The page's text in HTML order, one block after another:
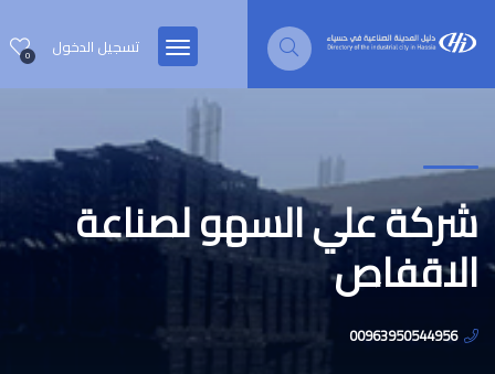
0 تسجيل الدخول
شركة علي السهو لصناعة
الاقفاص
00963950544956